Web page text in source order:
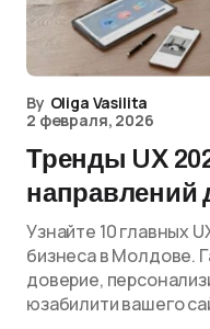
By Oliga Vasilita
2 февраля, 2026
Тренды UX
направлений
Узнайте 10 главных
бизнеса в Молдове.
доверие,
юзабилити вашего